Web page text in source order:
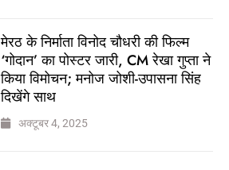
मेरठ के निर्माता विनोद चौधरी की फिल्म
‘गोदान’ का पोस्टर जारी, CM रेखा गुप्ता ने
किया विमोचन; मनोज जोशी-उपासना सिंह
दिखेंगे साथ
अक्टूबर 4, 2025